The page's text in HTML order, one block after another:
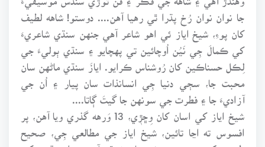
جا نوان نوان رُخ پڌرا ٿي رهيا آهن.... دوستو! شاهه لطيف
کان پوءِ، شيخ اياز ئي اهو شاعر آهي جنهن سنڌي شاعريءَ
کي ڪمالَ جِي نَيُن اُوچائين تي پهچايو ۽ سنڌي ٻوليءَ جي
لِڪل حسناڪين کان رُوشناس ڪرايو. ايازَ سنڌي ماڻهن سان
محبت جا، سڄي دنيا جِي انسانذات سان پيار ۽ اُن جي
آزاديءَ جا ۽ فطرت جي سونهن جا گيتَ ڳاتا....
شيخ اياز کي اسان کان وِڇڙٖي، 13 وَرهه گذري ويا آهن، پر
افسوس ته اڃا تائين، شيخ اياز جي مطالعي جِي، صحيح
طرح پرک ۽ پروڙ جِي شروعات نه ٿي آهي.... ان مقصد کي